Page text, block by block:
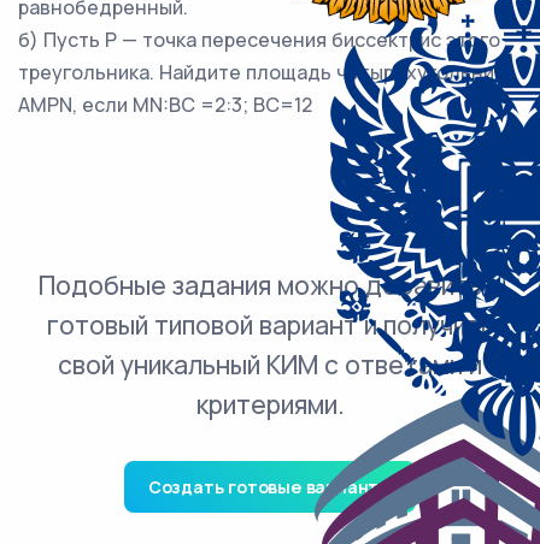
равнобедренный.
б) Пусть P — точка пересечения биссектрис этого
треугольника. Найдите площадь четырёхугольника
AMPN, если MN:BC =2:3; BC=12
Подобные задания можно добавить в
готовый типовой вариант и получить
свой уникальный КИМ с ответами и
критериями.
Создать готовые варианты